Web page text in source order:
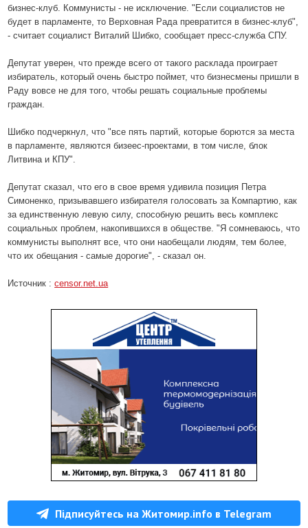
бизнес-клуб. Коммунисты - не исключение. "Если социалистов не
будет в парламенте, то Верховная Рада превратится в бизнес-клуб",
- считает социалист Виталий Шибко, сообщает пресс-служба СПУ.
Депутат уверен, что прежде всего от такого расклада проиграет
избиратель, который очень быстро поймет, что бизнесмены пришли в
Раду вовсе не для того, чтобы решать социальные проблемы
граждан.
Шибко подчеркнул, что "все пять партий, которые борются за места
в парламенте, являются бизеес-проектами, в том числе, блок
Литвина и КПУ".
Депутат сказал, что его в свое время удивила позиция Петра
Симоненко, призывавшего избирателя голосовать за Компартию, как
за единственную левую силу, способную решить весь комплекс
социальных проблем, накопившихся в обществе. "Я сомневаюсь, что
коммунисты выполнят все, что они наобещали людям, тем более,
что их обещания - самые дорогие", - сказал он.
Источник :censor.net.ua
Підписуйтесь на Житомир.info в Telegram